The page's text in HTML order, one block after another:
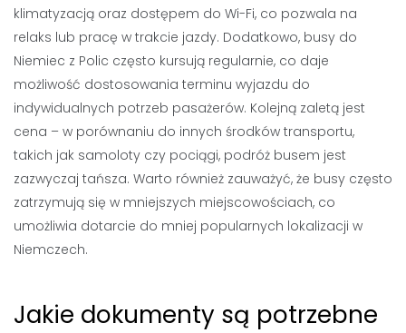
klimatyzacją oraz dostępem do Wi-Fi, co pozwala na
relaks lub pracę w trakcie jazdy. Dodatkowo, busy do
Niemiec z Polic często kursują regularnie, co daje
możliwość dostosowania terminu wyjazdu do
indywidualnych potrzeb pasażerów. Kolejną zaletą jest
cena – w porównaniu do innych środków transportu,
takich jak samoloty czy pociągi, podróż busem jest
zazwyczaj tańsza. Warto również zauważyć, że busy często
zatrzymują się w mniejszych miejscowościach, co
umożliwia dotarcie do mniej popularnych lokalizacji w
Niemczech.
Jakie dokumenty są potrzebne